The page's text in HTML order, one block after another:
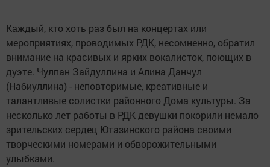
Каждый, кто хоть раз был на концертах или
мероприятиях, проводимых РДК, несомненно, обратил
внимание на красивых и ярких вокалисток, поющих в
дуэте. Чулпан Зайдуллина и Алина Данчул
(Набиуллина) - неповторимые, креативные и
талантливые солистки районного Дома культуры. За
несколько лет работы в РДК девушки покорили немало
зрительских сердец Ютазинского района своими
творческими номерами и обворожительными
улыбками.